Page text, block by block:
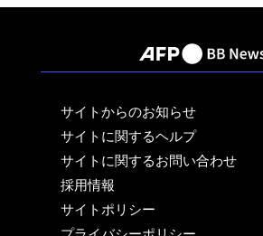
サイトからのお知らせ
サイトに関するヘルプ
サイトに関するお問い合わせ
採用情報
サイトポリシー